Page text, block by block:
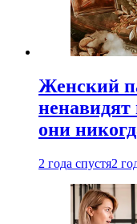
Женский
они
2 года спустя2